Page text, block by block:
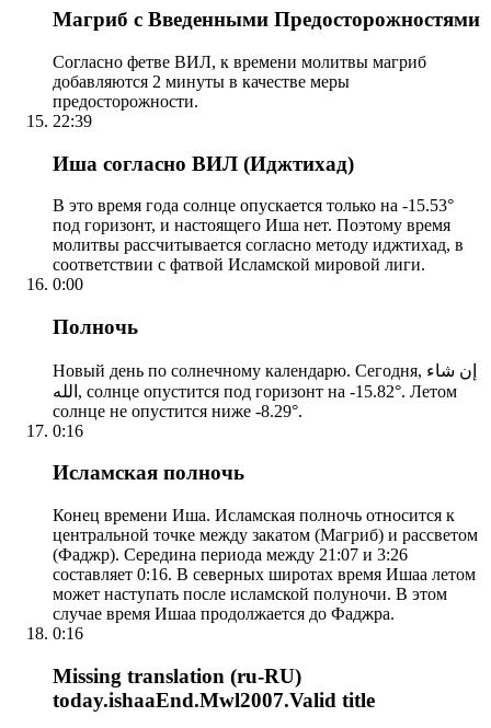
Магриб с Введенными Предосторожностями
Согласно фетве ВИЛ, к времени молитвы магриб
добавляются 2 минуты в качестве меры
предосторожности.
22:39
Иша согласно ВИЛ (Иджтихад)
В это время года солнце опускается только на -15.53°
под горизонт, и настоящего Иша нет. Поэтому время
молитвы рассчитывается согласно методу иджтихад, в
соответствии с фатвой Исламской мировой лиги.
0:00
Полночь
Новый день по солнечному календарю. Сегодня, إن شاء
الله, солнце опустится под горизонт на -15.82°. Летом
солнце не опустится ниже -8.29°.
0:16
Исламская полночь
Конец времени Иша. Исламская полночь относится к
центральной точке между закатом (Магриб) и рассветом
(Фаджр). Середина периода между 21:07 и 3:26
составляет 0:16. В северных широтах время Ишаа летом
может наступать после исламской полуночи. В этом
случае время Ишаа продолжается до Фаджра.
0:16
Missing translation (ru-RU)
today.ishaaEnd.Mwl2007.Valid title